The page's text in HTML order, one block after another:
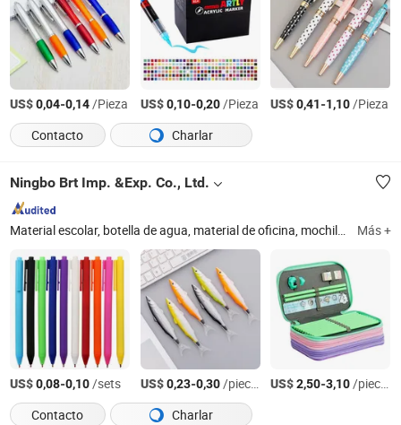
US$0,04-0,14/Pieza US$0,10-0,20/Pieza US$0,41-1,10/Pieza
Contacto
Charlar
Ningbo Brt Imp. &Exp. Co., Ltd.
Material escolar, botella de agua, material de oficina, mochila, bolígrafo promocional, marcador, regalo promocional, cuaderno Más +
US$0,08-0,10/sets US$0,23-0,30/pieces US$2,50-3,10/pieces
Contacto
Charlar